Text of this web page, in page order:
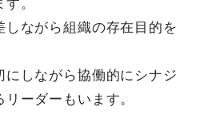
。
しながら組織の存在目的を
にしながら協働的にシナジ
ーダーもいます。